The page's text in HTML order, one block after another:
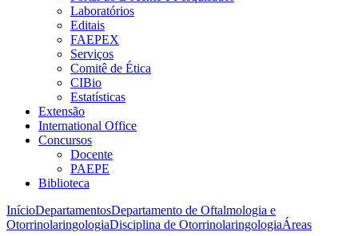
Laboratórios
Editais
FAEPEX
Serviços
Comitê de Ética
CIBio
Estatísticas
Extensão
International Office
Concursos
Docente
PAEPE
Biblioteca
InícioDepartamentosDepartamento de Oftalmologia e
OtorrinolaringologiaDisciplina de OtorrinolaringologiaÁreas